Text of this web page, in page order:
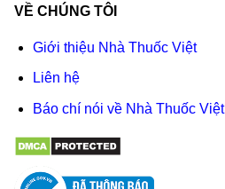
VỀ CHÚNG TÔI
Giới thiệu Nhà Thuốc Việt
Liên hệ
Báo chí nói về Nhà Thuốc Việt